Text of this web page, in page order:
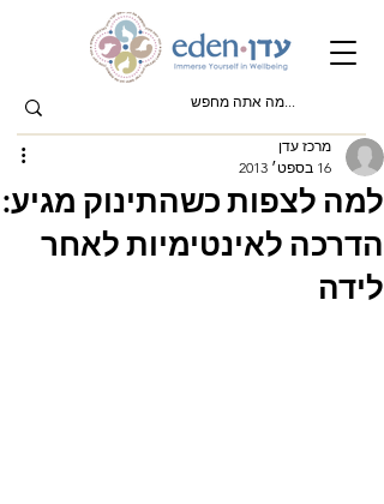
למה לצפות כשהתינוק מגיע:
הדרכה לאינטימיות לאחר
לידה
מרכז עדן
16 בספט׳ 2013